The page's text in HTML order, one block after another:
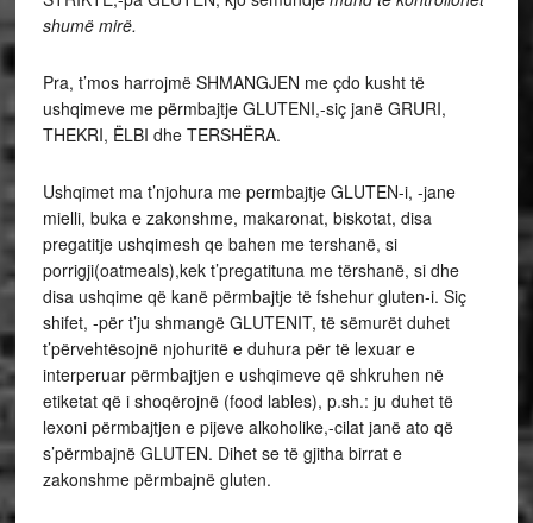
shumë mirë.
Pra, t’mos harrojmë SHMANGJEN me çdo kusht të
ushqimeve me përmbajtje GLUTENI,-siç janë GRURI,
THEKRI, ËLBI dhe TERSHËRA.
Ushqimet ma t’njohura me permbajtje GLUTEN-i, -jane
mielli, buka e zakonshme, makaronat, biskotat, disa
pregatitje ushqimesh qe bahen me tershanë, si
porrigji(oatmeals),kek t’pregatituna me tërshanë, si dhe
disa ushqime që kanë përmbajtje të fshehur gluten-i. Siç
shifet, -për t’ju shmangë GLUTENIT, të sëmurët duhet
t’përvehtësojnë njohuritë e duhura për të lexuar e
interperuar përmbajtjen e ushqimeve që shkruhen në
etiketat që i shoqërojnë (food lables), p.sh.: ju duhet të
lexoni përmbajtjen e pijeve alkoholike,-cilat janë ato që
s’përmbajnë GLUTEN. Dihet se të gjitha birrat e
zakonshme përmbajnë gluten.